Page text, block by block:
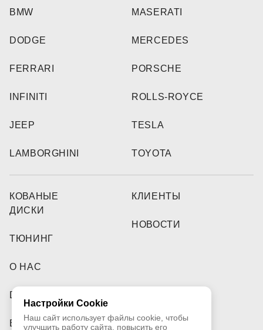
BMW
DODGE
FERRARI
INFINITI
JEEP
LAMBORGHINI
MASERATI
MERCEDES
PORSCHE
ROLLS-ROYCE
TESLA
TOYOTA
КОВАНЫЕ
ДИСКИ
ТЮНИНГ
О НАС
DEALERS
ВИДЕО
КЛИЕНТЫ
НОВОСТИ
Настройки Cookie
Наш сайт использует файлы cookie, чтобы
улучшить работу сайта, повысить его